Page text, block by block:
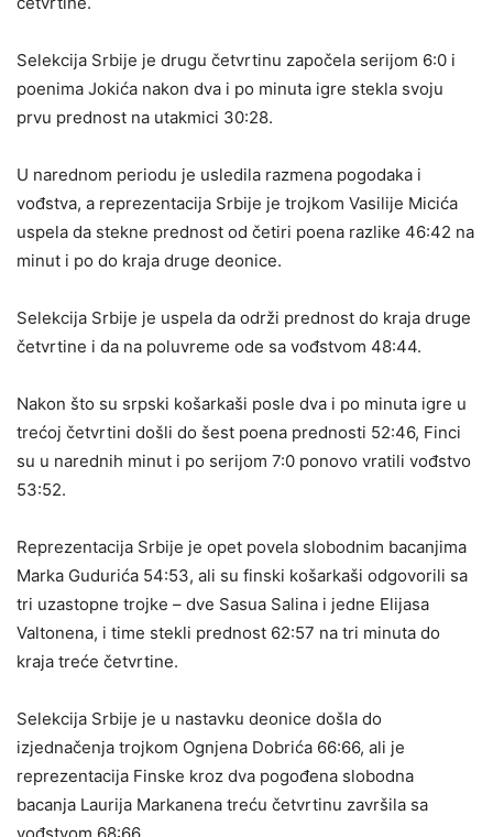
Selekcija Srbije je drugu četvrtinu započela serijom 6:0 i
poenima Jokića nakon dva i po minuta igre stekla svoju
prvu prednost na utakmici 30:28.
U narednom periodu je usledila razmena pogodaka i
vođstva, a reprezentacija Srbije je trojkom Vasilije Micića
uspela da stekne prednost od četiri poena razlike 46:42 na
minut i po do kraja druge deonice.
Selekcija Srbije je uspela da održi prednost do kraja druge
četvrtine i da na poluvreme ode sa vođstvom 48:44.
Nakon što su srpski košarkaši posle dva i po minuta igre u
trećoj četvrtini došli do šest poena prednosti 52:46, Finci
su u narednih minut i po serijom 7:0 ponovo vratili vođstvo
53:52.
Reprezentacija Srbije je opet povela slobodnim bacanjima
Marka Gudurića 54:53, ali su finski košarkaši odgovorili sa
tri uzastopne trojke – dve Sasua Salina i jedne Elijasa
Valtonena, i time stekli prednost 62:57 na tri minuta do
kraja treće četvrtine.
Selekcija Srbije je u nastavku deonice došla do
izjednačenja trojkom Ognjena Dobrića 66:66, ali je
reprezentacija Finske kroz dva pogođena slobodna
bacanja Laurija Markanena treću četvrtinu završila sa